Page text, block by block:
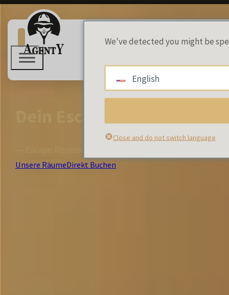
Dein Escape Room
Unsere RäumeDirekt Buchen
We've detected you might be
English
Close and do not switch language